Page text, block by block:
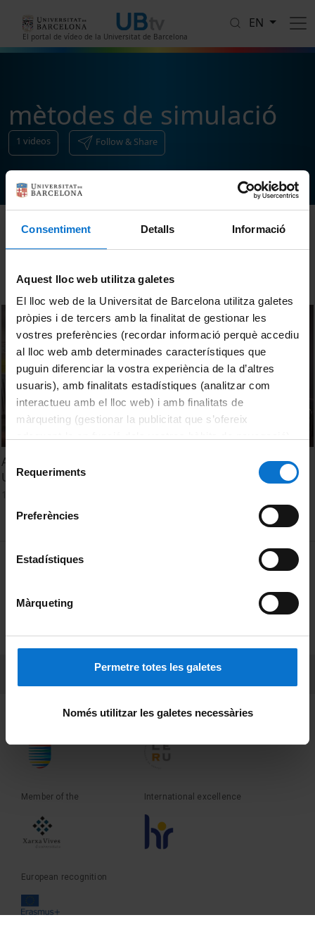
Consentiment Detalls Informació
Aquest lloc web utilitza galetes
El lloc web de la Universitat de Barcelona utilitza galetes
pròpies i de tercers amb la finalitat de gestionar les
vostres preferències (recordar informació perquè accediu
al lloc web amb determinades característiques que
puguin diferenciar la vostra experiència de la d’altres
usuaris), amb finalitats estadístiques (analitzar com
interactueu amb el lloc web) i amb finalitats de
màrqueting (gestionar la publicitat que s’ofereix
consultar laPolítica de galetes del lloc web de la
Selecció
Requeriments
Preferències
Estadístiques
Màrqueting
Permetre totes les galetes
Només utilitzar les galetes necessàries
El portal de vídeo de la Universitat de Barcelona
EN
mètodes de simulació
1 videos Follow & Share
Sort
Acte de presentació del projecte d'alta simulació. Escola
Universitària d'Infermeria de la UB
MENÚ PEU 1
Terms and privacy
Founder of the Member of the
Member of the International excellence
European recognition